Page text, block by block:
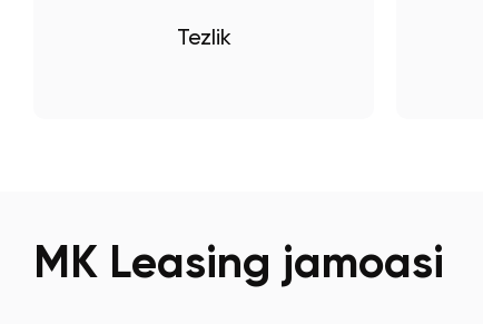
Tezlik
MK Leasing jamoasi